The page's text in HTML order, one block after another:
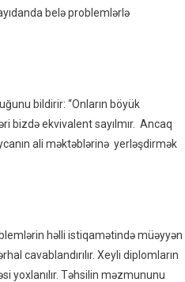
belə problemlərlə
bildirir: “Onların böyük
bizdə ekvivalent sayılmır. Ancaq
ali məktəblərinə yerləşdirmək
həlli istiqamətində müəyyən
cavablandırılır. Xeyli diplomların
yoxlanılır. Təhsilin məzmununu